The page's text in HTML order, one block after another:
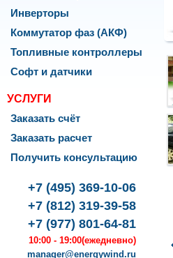
Инверторы
Коммутатор фаз (АКФ)
Топливные контроллеры
Софт и датчики
УСЛУГИ
Заказать счёт
Заказать расчет
Получить консультацию
+7 (495) 369-10-06
+7 (812) 319-39-58
+7 (977) 801-64-81
10:00 - 19:00(ежедневно)
manager@energywind.ru